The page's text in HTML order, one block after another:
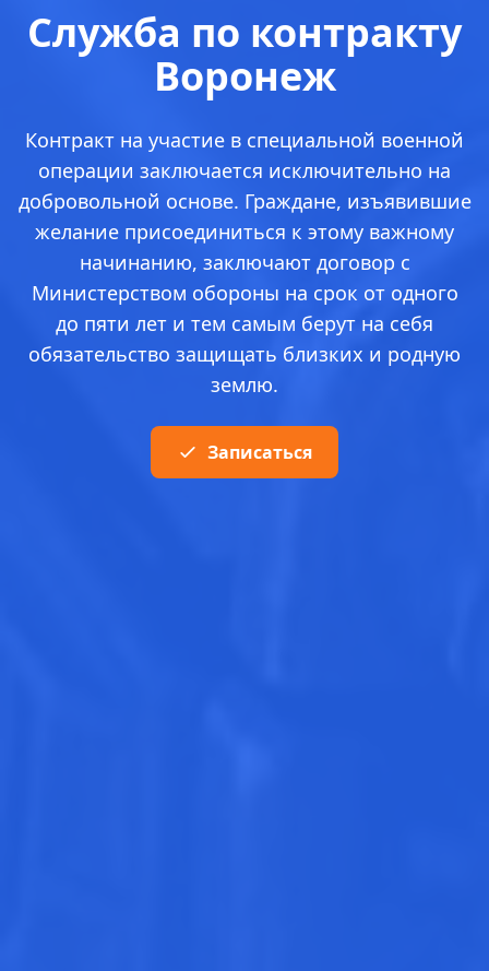
Служба по контракту
Воронеж
Контракт на участие в специальной военной
операции заключается исключительно на
добровольной основе. Граждане, изъявившие
желание присоединиться к этому важному
начинанию, заключают договор с
Министерством обороны на срок от одного
до пяти лет и тем самым берут на себя
обязательство защищать близких и родную
землю.
Записаться